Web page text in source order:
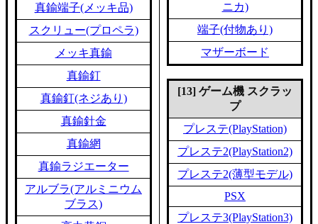
真鍮端子(メッキ品)
スクリュー(プロペラ)
メッキ真鍮
真鍮釘
真鍮釘(ネジあり)
真鍮針金
真鍮網
真鍮ラジエーター
アルブラ(アルミニウム
ブラス)
ニカ)
端子(付物あり)
マザーボード
[13] ゲーム機 スクラッ
プ
プレステ(PlayStation)
プレステ2(PlayStation2)
プレステ2(薄型モデル)
PSX
プレステ3(PlayStation3)